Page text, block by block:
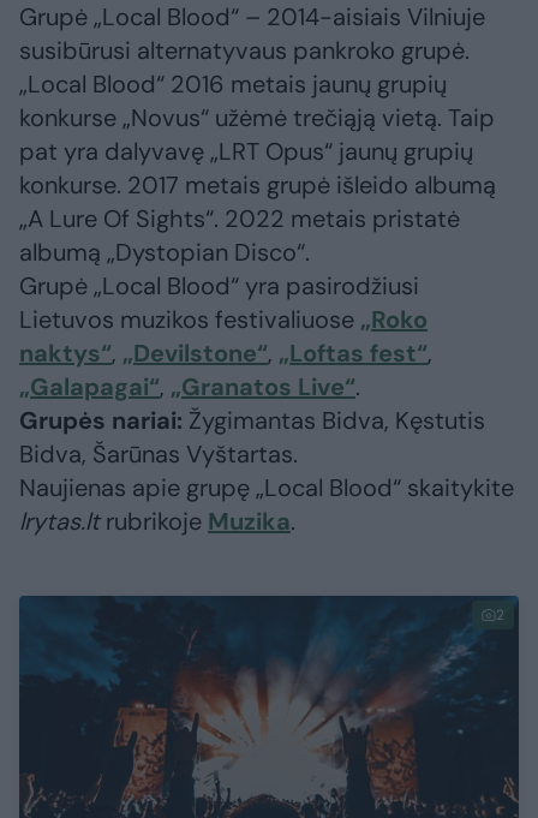
Grupė „Local Blood“ – 2014-aisiais Vilniuje
susibūrusi alternatyvaus pankroko grupė.
„Local Blood“ 2016 metais jaunų grupių
konkurse „Novus“ užėmė trečiąją vietą. Taip
pat yra dalyvavę „LRT Opus“ jaunų grupių
konkurse. 2017 metais grupė išleido albumą
„A Lure Of Sights“. 2022 metais pristatė
albumą „Dystopian Disco“.
Grupė „Local Blood“ yra pasirodžiusi
Lietuvos muzikos festivaliuose „Roko
naktys“, „Devilstone“, „Loftas fest“,
„Galapagai“, „Granatos Live“.
Grupės nariai: Žygimantas Bidva, Kęstutis
Bidva, Šarūnas Vyštartas.
Naujienas apie grupę „Local Blood“ skaitykite
lrytas.ltrubrikoje Muzika.
2